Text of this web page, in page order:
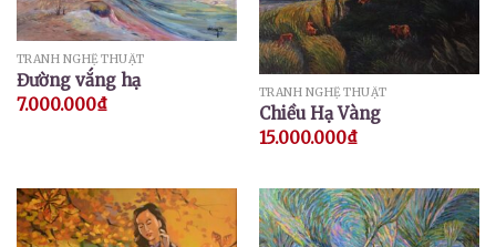
TRANH NGHỆ THUẬT
Đường vắng hạ
7.000.000₫
TRANH NGHỆ THUẬT
Chiều Hạ Vàng
15.000.000₫